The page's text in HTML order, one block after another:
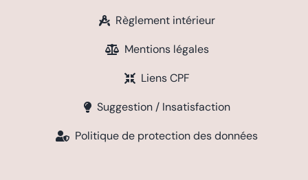
Règlement intérieur
Mentions légales
Liens CPF
Suggestion / Insatisfaction
Politique de protection des données